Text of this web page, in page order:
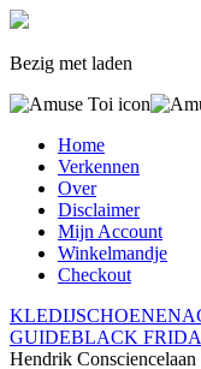
Bezig met laden
Home
Verkennen
Over
Disclaimer
Mijn Account
Winkelmandje
Checkout
KLEDIJSCHOENEN
GUIDEBLACK
Hendrik Consciencelaan